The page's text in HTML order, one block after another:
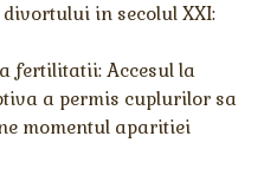
divortului in secolul XXI:
fertilitatii: Accesul la
a permis cuplurilor sa
momentul aparitiei